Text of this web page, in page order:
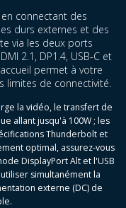
connectant des
durs externes et des
via les deux ports
2.1, DP1.4, USB-C et
permet à votre
limites de connectivité.
la vidéo, le transfert de
allant jusqu'à 100W ; les
Thunderbolt et
optimal, assurez-vous
DisplayPort Alt et l'USB
simultanément la
externe (DC) de